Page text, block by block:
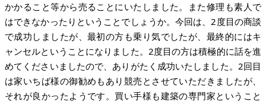
かかること等から売ることにいたしました。また修理も素人で
はできなかったりということでしょうか。今回は、2度目の商談
で成功しましたが、最初の方も乗り気でしたが、最終的にはキ
ャンセルということになりました。2度目の方は積極的に話を進
めてくださいましたので、ありがたく成功いたしました。2回目
は家いちば様の御勧めもあり競売とさせていただきましたが、
それが良かったようです。買い手様も建築の専門家ということ